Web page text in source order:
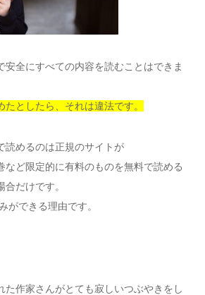
安全にすべての内容を読むことはできま
としたら、それは違法です。
読めるのは正規のサイトが
など限定的に有料のものを無料で読める
だけです。
ができる理由です。
た作家さんがとても寂しいつぶやきをし